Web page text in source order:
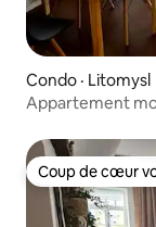
Condo · Litomysl
Appartement
Coup de cœur
Coup de cœur